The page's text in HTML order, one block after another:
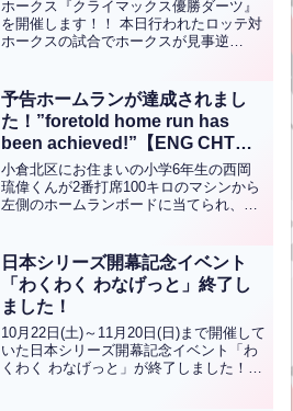
ホークス『クライマックス優勝ダーツ』
を開催します！！ 本日行われたロッテ対
ホークスの試合でホークスが見事逆
ました！おめでとうございます！！この
ままの勢いで日本一になって...全文はク
リック
予告ホームランが達成されまし
た！”foretold home run has
been achieved!”【ENG CHT
KOR JPN】
小倉北区にお住まいの小学6年生の西岡
琉偉くんが2番打席100キロのマシンから
左側のホームランボードに当てられ、見
ントは2月23日（月祝）までのイベント
となっております...全文はクリック
日本シリーズ開幕記念イベント
「わくわく わなげっと」終了し
ました！
10月22日(土)～11月20日(日)まで開催して
いた日本シリーズ開幕記念イベント「わ
くわく わなげっと」が終了しました！た